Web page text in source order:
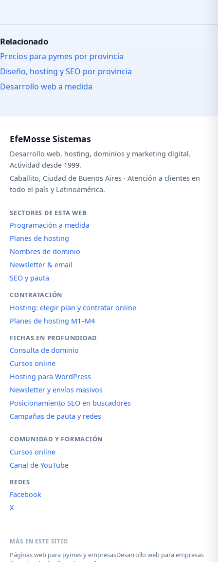
Relacionado
Precios para pymes por provincia
Diseño, hosting y SEO por provincia
Desarrollo web a medida
EfeMosse Sistemas
Desarrollo web, hosting, dominios y marketing digital.
Actividad desde 1999.
Caballito, Ciudad de Buenos Aires · Atención a clientes en
todo el país y Latinoamérica.
SECTORES DE ESTA WEB
Programación a medida
Planes de hosting
Nombres de dominio
Newsletter & email
SEO y pauta
CONTRATACIÓN
Hosting: elegir plan y contratar online
Planes de hosting M1–M4
FICHAS EN PROFUNDIDAD
Consulta de dominio
Cursos online
Hosting para WordPress
Newsletter y envíos masivos
Posicionamiento SEO en buscadores
Campañas de pauta y redes
COMUNIDAD Y FORMACIÓN
Cursos online
Canal de YouTube
REDES
Facebook
X
MÁS EN ESTE SITIO
Páginas web para pymes y empresasDesarrollo web para empresas